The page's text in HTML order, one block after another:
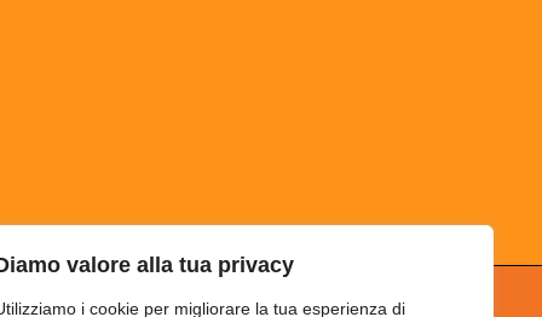
valore alla tua privacy
i cookie per migliorare la tua esperienza di